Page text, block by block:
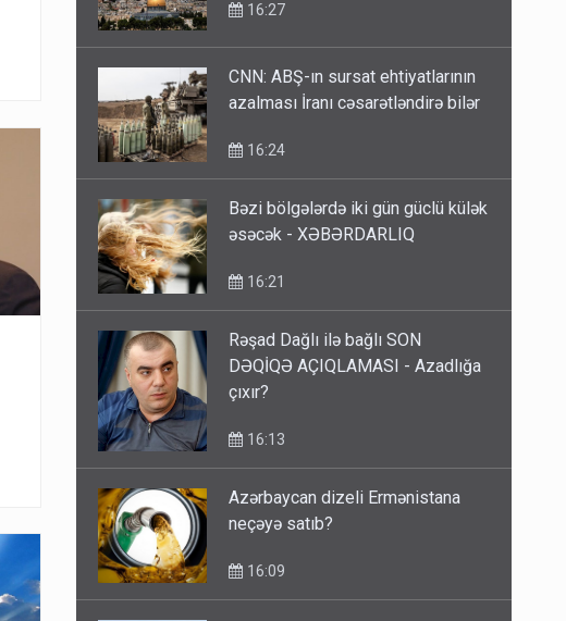
16:27
CNN: ABŞ-ın sursat ehtiyatlarının
azalması İranı cəsarətləndirə bilər
16:24
Bəzi bölgələrdə iki gün güclü külək
əsəcək - XƏBƏRDARLIQ
16:21
Rəşad Dağlı ilə bağlı SON
DƏQİQƏ AÇIQLAMASI - Azadlığa
çıxır?
16:13
Azərbaycan dizeli Ermənistana
neçəyə satıb?
16:09